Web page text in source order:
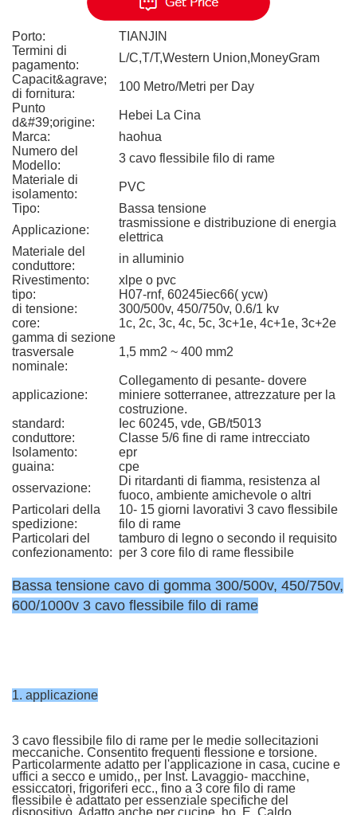
Porto:
TIANJIN
Termini di
pagamento:
L/C,T/T,Western Union,MoneyGram
Capacit&agrave;
di fornitura:
100 Metro/Metri per Day
Punto
d&#39;origine:
Hebei La Cina
Marca:
haohua
Numero del
Modello:
3 cavo flessibile filo di rame
Materiale di
isolamento:
PVC
Tipo:
Bassa tensione
Applicazione:
trasmissione e distribuzione di energia
elettrica
Materiale del
conduttore:
in alluminio
Rivestimento:
xlpe o pvc
tipo:
H07-rnf, 60245iec66( ycw)
di tensione:
300/500v, 450/750v, 0.6/1 kv
core:
1c, 2c, 3c, 4c, 5c, 3c+1e, 4c+1e, 3c+2e
gamma di sezione
trasversale
nominale:
1,5 mm2 ~ 400 mm2
applicazione:
Collegamento di pesante- dovere
miniere sotterranee, attrezzature per la
costruzione.
standard:
Iec 60245, vde, GB/t5013
conduttore:
Classe 5/6 fine di rame intrecciato
Isolamento:
epr
guaina:
cpe
osservazione:
Di ritardanti di fiamma, resistenza al
fuoco, ambiente amichevole o altri
Particolari della
spedizione:
10- 15 giorni lavorativi 3 cavo flessibile
filo di rame
Particolari del
confezionamento:
tamburo di legno o secondo il requisito
per 3 core filo di rame flessibile
Bassa tensione cavo di gomma 300/500v, 450/750v,
600/1000v 3 cavo flessibile filo di rame
1. applicazione
3 cavo flessibile filo di rame per le medie sollecitazioni
meccaniche. Consentito frequenti flessione e torsione.
Particolarmente adatto per l'applicazione in casa, cucine e
uffici a secco e umido,, per Inst. Lavaggio- macchine,
essiccatori, frigoriferi ecc., fino a 3 core filo di rame
flessibile è adattato per essenziale specifiche del
dispositivo. Adatto anche per cucine, ho. E. Caldo